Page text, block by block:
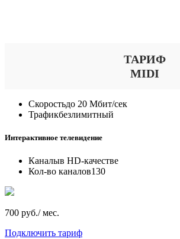
ТАРИФ
MIDI
Скоростьдо 20 Мбит/сек
Трафикбезлимитный
Интерактивное телевидение
Каналыв HD-качестве
Кол-во каналов130
700 руб./ мес.
Подключить тариф